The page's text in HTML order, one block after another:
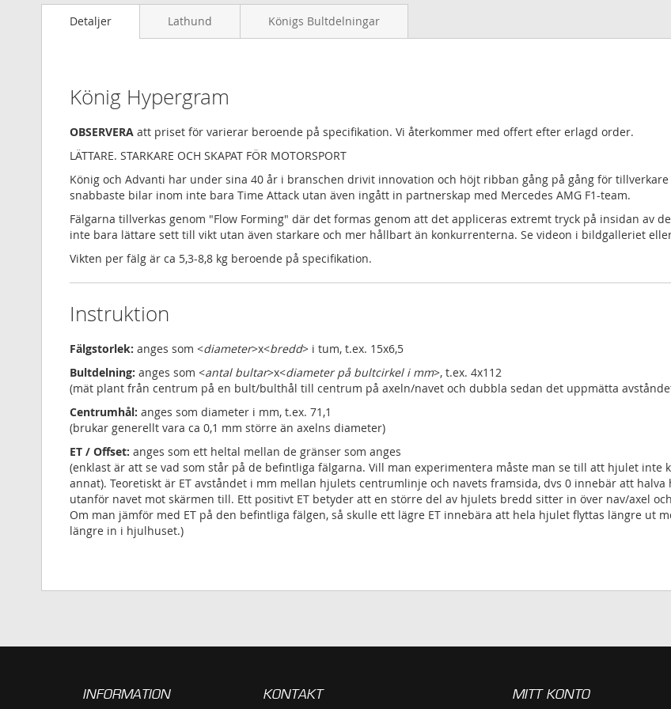
Detaljer
König Hypergram
OBSERVERA att priset för varierar beroende på specifikation. Vi återkommer med offert efter erlagd order.
LÄTTARE. STARKARE OCH SKAPAT FÖR MOTORSPORT
König och Advanti har under sina 40 år i branschen drivit innovation och höjt ribban gång på gång för
snabbaste bilar inom inte bara Time Attack utan även ingått in partnerskap med Mercedes AMG F1-team.
Fälgarna tillverkas genom "Flow Forming" där det formas genom att det appliceras extremt tryck på insidan av
inte bara lättare sett till vikt utan även starkare och mer hållbart än konkurrenterna. Se videon i bildgalleriet
Vikten per fälg är ca 5,3-8,8 kg beroende på specifikation.
Instruktion
Fälgstorlek: anges som <diameter>x<bredd> i tum, t.ex. 15x6,5
Bultdelning: anges som <antal bultar>x<diameter på bultcirkel i mm>, t.ex. 4x112
(mät plant från centrum på en bult/bulthål till centrum på axeln/navet och dubbla sedan det uppmätta
Centrumhål: anges som diameter i mm, t.ex. 71,1
(brukar generellt vara ca 0,1 mm större än axelns diameter)
ET / Offset: anges som ett heltal mellan de gränser som anges
(enklast är att se vad som står på de befintliga fälgarna. Vill man experimentera måste man se till att hjulet inte
annat). Teoretiskt är ET avståndet i mm mellan hjulets centrumlinje och navets framsida, dvs 0 innebär att
utanför navet mot skärmen till. Ett positivt ET betyder att en större del av hjulets bredd sitter in över nav/axel
Om man jämför med ET på den befintliga fälgen, så skulle ett lägre ET innebära att hela hjulet flyttas längre ut
längre in i hjulhuset.)
Lathund Königs Bultdelningar
INFORMATION KONTAKT MITT KONTO